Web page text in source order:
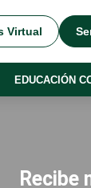
Virtual
EDUCACIÓN
Recibe